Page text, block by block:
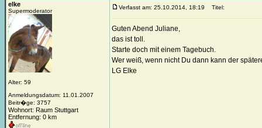
elke
Supermoderator
Alter: 59
Anmeldungsdatum: 11.01.2007
Beitr�ge: 3757
Wohnort: Raum Stuttgart
Entfernung: 0 km
Verfasst am: 25.10.2014, 18:19 Titel:
Guten Abend Juliane,
das ist toll.
Starte doch mit einem Tagebuch.
Wer weiß, wenn nicht Du dann kann der
LG Elke